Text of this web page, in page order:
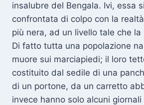
insalubre del Bengala. Ivi, essa
confrontata di colpo con la
più nera, ad un livello tale che
Di fatto tutta una popolazione
muore sui marciapiedi; il loro
costituito dal sedile di una
di un portone, da un carretto
invece hanno solo alcuni